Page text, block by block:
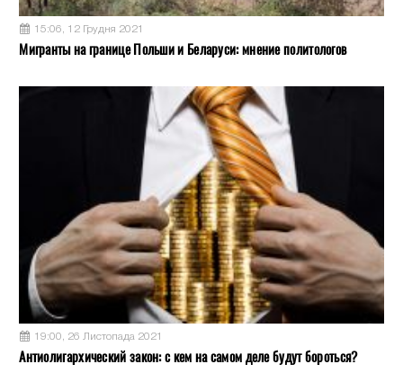
15:06, 12 Грудня 2021
Мигранты на границе Польши и Беларуси: мнение политологов
19:00, 26 Листопада 2021
Антиолигархический закон: с кем на самом деле будут бороться?